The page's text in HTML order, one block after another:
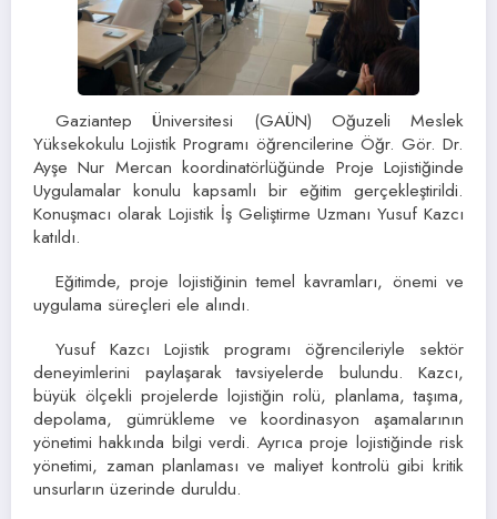
Gaziantep Üniversitesi (GAÜN) Oğuzeli Meslek
Yüksekokulu Lojistik Programı öğrencilerine Öğr. Gör. Dr.
Ayşe Nur Mercan koordinatörlüğünde Proje Lojistiğinde
Uygulamalar konulu kapsamlı bir eğitim gerçekleştirildi.
Konuşmacı olarak Lojistik İş Geliştirme Uzmanı Yusuf Kazcı
katıldı.
Eğitimde, proje lojistiğinin temel kavramları, önemi ve
uygulama süreçleri ele alındı.
Yusuf Kazcı Lojistik programı öğrencileriyle sektör
deneyimlerini paylaşarak tavsiyelerde bulundu. Kazcı,
büyük ölçekli projelerde lojistiğin rolü, planlama, taşıma,
depolama, gümrükleme ve koordinasyon aşamalarının
yönetimi hakkında bilgi verdi. Ayrıca proje lojistiğinde risk
yönetimi, zaman planlaması ve maliyet kontrolü gibi kritik
unsurların üzerinde duruldu.